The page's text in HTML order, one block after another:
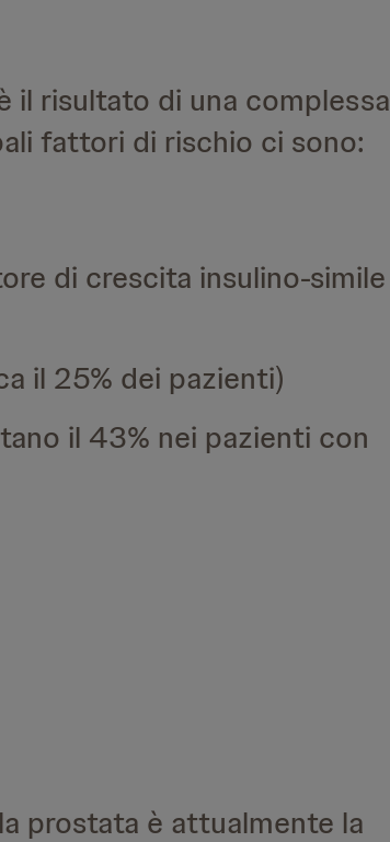
il risultato di una complessa
fattori di rischio ci sono:
di crescita insulino-simile
il 25% dei pazienti)
il 43% nei pazienti con
prostata è attualmente la